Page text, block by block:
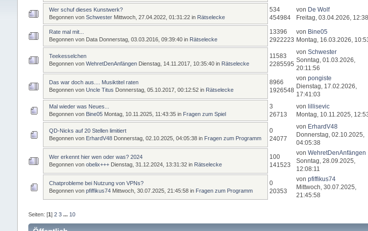
Wer schuf dieses Kunstwerk?
Begonnen von Schwester Mittwoch, 27.04.2022, 01:31:22in Rätselecke
534
454984
von De Wolf
Freitag, 03.04.2026,
Rate mal mit...
Begonnen von Data Donnerstag, 03.03.2016, 09:39:40in Rätselecke
13396
2922223
von Bine05
Montag, 16.03.2026,
Teekesselchen
Begonnen von WehretDenAnfängen Dienstag, 14.11.2017, 10:35:40in Rätselecke
11583
2285595
von Schwester
Sonntag, 01.03.2026,
20:11:56
Das war doch aus.... Musiktitel raten
Begonnen von Uncle Titus Donnerstag, 05.10.2017, 00:12:52in Rätselecke
8966
1926548
von pongiste
Dienstag, 17.02.2026,
17:41:03
Mal wieder was Neues...
Begonnen von Bine05 Montag, 10.11.2025, 11:43:35in Fragen zum Spiel
3
26713
von lillisevic
Montag, 10.11.2025,
QD-Nicks auf 20 Stellen limitiert
Begonnen von ErhardV48 Donnerstag, 02.10.2025, 04:05:38in Fragen zum Programm
0
24077
von ErhardV48
Donnerstag, 02.10.2025,
04:05:38
Wer erkennt hier wen oder was? 2024
Begonnen von obelix+++ Dienstag, 31.12.2024, 13:31:32in Rätselecke
100
141523
von WehretDenAnfängen
Sonntag, 28.09.2025,
12:08:11
Chatprobleme bei Nutzung von VPNs?
Begonnen von pfiffikus74 Mittwoch, 30.07.2025, 21:45:58in Fragen zum Programm
0
20353
von pfiffikus74
Mittwoch, 30.07.2025,
21:45:58
Seiten: [1 ] 2 3 ... 10